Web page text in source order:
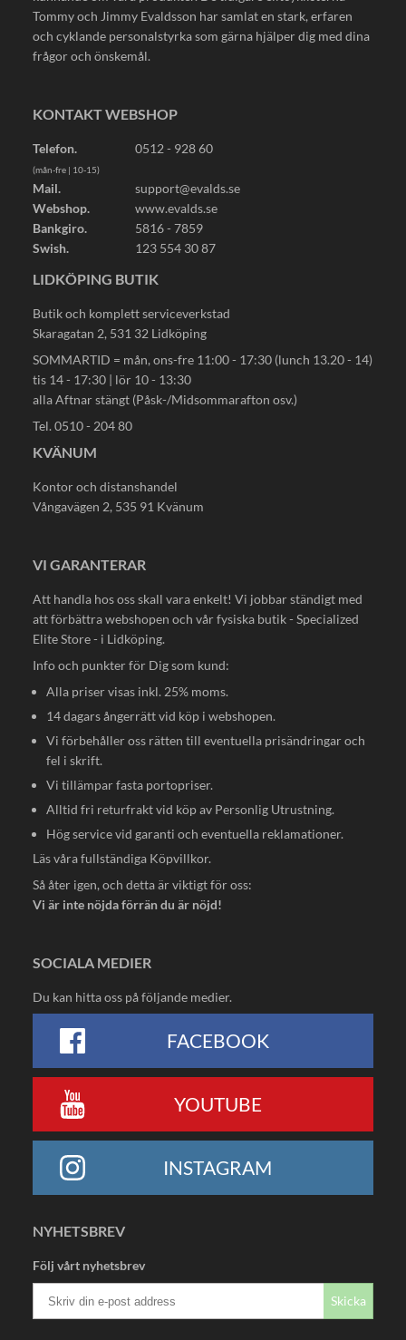
Tommy och Jimmy Evaldsson har samlat en stark, erfaren
och cyklande personalstyrka som gärna hjälper dig med dina
frågor och önskemål.
KONTAKT WEBSHOP
Telefon. 0512 - 928 60
(mån-fre | 10-15)
Mail.
support@evalds.se
Webshop.
www.evalds.se
Bankgiro.
5816 - 7859
Swish.
123 554 30 87
LIDKÖPING BUTIK
Butik och komplett serviceverkstad
Skaragatan 2, 531 32 Lidköping
SOMMARTID = mån, ons-fre 11:00 - 17:30 (lunch 13.20 - 14)
tis 14 - 17:30 | lör 10 - 13:30
alla Aftnar stängt (Påsk-/Midsommarafton osv.)
Tel. 0510 - 204 80
KVÄNUM
Kontor och distanshandel
Vångavägen 2, 535 91 Kvänum
VI GARANTERAR
Att handla hos oss skall vara enkelt! Vi jobbar ständigt med
att förbättra webshopen och vår fysiska butik - Specialized
Elite Store - i Lidköping.
Info och punkter för Dig som kund:
Alla priser visas inkl. 25% moms.
14 dagars ångerrätt vid köp i webshopen.
Vi förbehåller oss rätten till eventuella prisändringar och
fel i skrift.
Vi tillämpar fasta portopriser.
Alltid fri returfrakt vid köp av Personlig Utrustning.
Hög service vid garanti och eventuella reklamationer.
Läs våra fullständiga Köpvillkor.
Så åter igen, och detta är viktigt för oss:
Vi är inte nöjda förrän du är nöjd!
SOCIALA MEDIER
Du kan hitta oss på följande medier.
FACEBOOK
YOUTUBE
INSTAGRAM
NYHETSBREV
Följ vårt nyhetsbrev
Skicka